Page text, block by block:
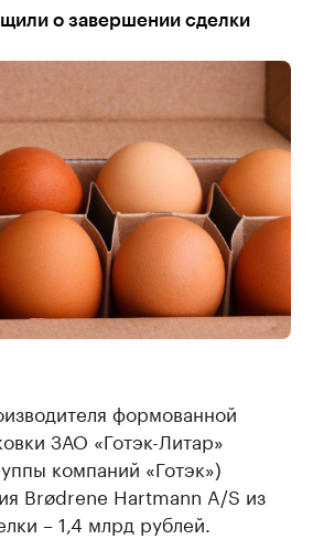
о завершении сделки
формованной
ЗАО «Готэк-Литар»
компаний «Готэк»)
Brødrene Hartmann A/S из
– 1,4 млрд рублей.